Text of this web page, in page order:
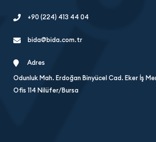
+90 (224) 413 44 04
bida@bida.com.tr
Adres
Odunluk Mah. Erdoğan Binyücel Cad. Eker İş
Ofis 114 Nilüfer/Bursa